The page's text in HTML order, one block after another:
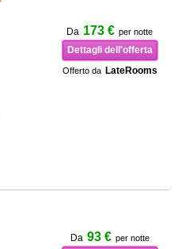
Da 173 € per notte
Dettagli dell'offerta
Offerto da LateRooms
Da 93 € per notte